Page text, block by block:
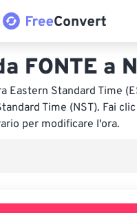
FONTE a
Eastern Standard Time
Time (NST). Fai
per modificare l'ora.